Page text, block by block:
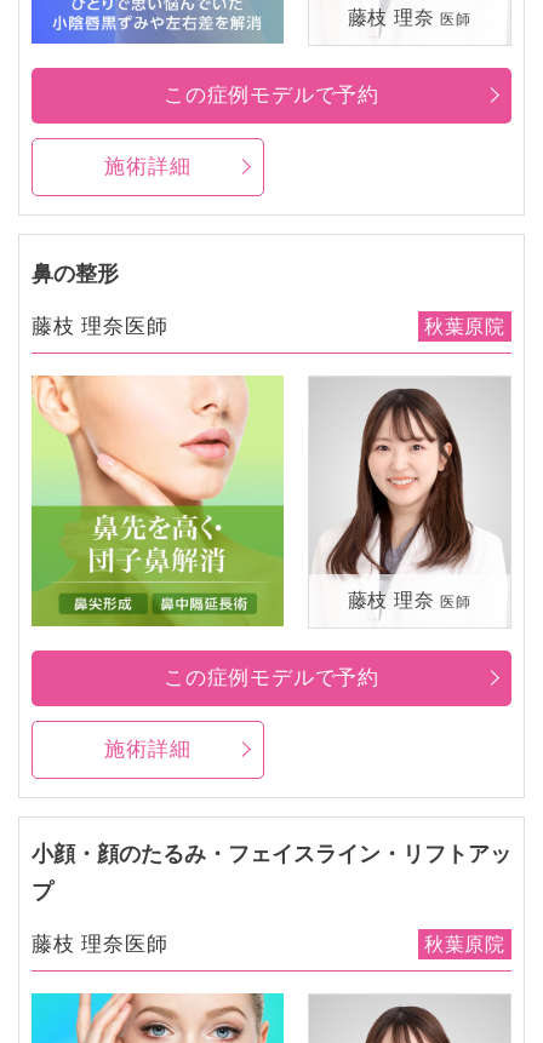
藤枝 理奈 医師
施術詳細
この症例モデルで予約
鼻の整形
藤枝 理奈医師 秋葉原院
藤枝 理奈 医師
施術詳細
この症例モデルで予約
小顔・顔のたるみ・フェイスライン・リフトアッ
プ
藤枝 理奈医師 秋葉原院